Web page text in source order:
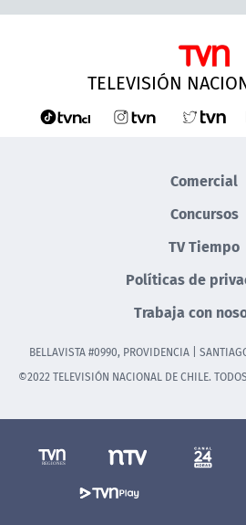
TELEVISIÓN
Comercial
Concursos
TV Tiempo
Políticas de
Trabaja con
BELLAVISTA #0990, PROVIDENCIA |
©2022 TELEVISIÓN NACIONAL DE CHILE.